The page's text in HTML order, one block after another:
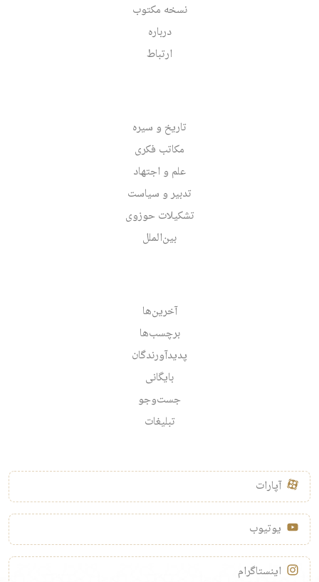
نسخه مکتوب
درباره
ارتباط
تاریخ و سیره
مکاتب فکری
علم و اجتهاد
تدبیر و سیاست
تشکیلات حوزوی
بین‌الملل
آخرین‌ها
برچسب‌ها
پدیدآورندگان
بایگانی
جست‌وجو
تبلیغات
آپارات
یوتیوب
اینستاگرام